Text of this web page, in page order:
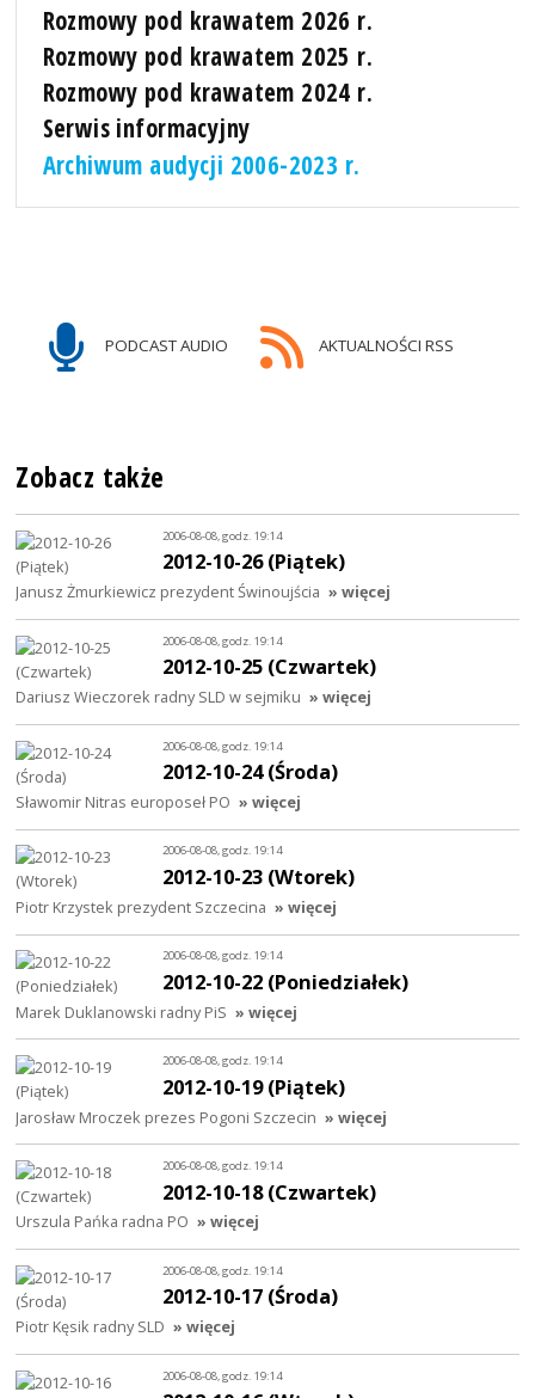
Rozmowy pod krawatem 2026 r.
Rozmowy pod krawatem 2025 r.
Rozmowy pod krawatem 2024 r.
Serwis informacyjny
Archiwum audycji 2006-2023 r.
PODCAST AUDIO AKTUALNOŚCI RSS
Zobacz także
2006-08-08, godz. 19:14
2012-10-26 (Piątek)
Janusz Żmurkiewicz prezydent Świnoujścia » więcej
2006-08-08, godz. 19:14
2012-10-25 (Czwartek)
Dariusz Wieczorek radny SLD w sejmiku » więcej
2006-08-08, godz. 19:14
2012-10-24 (Środa)
Sławomir Nitras europoseł PO » więcej
2006-08-08, godz. 19:14
2012-10-23 (Wtorek)
Piotr Krzystek prezydent Szczecina » więcej
2006-08-08, godz. 19:14
2012-10-22 (Poniedziałek)
Marek Duklanowski radny PiS » więcej
2006-08-08, godz. 19:14
2012-10-19 (Piątek)
Jarosław Mroczek prezes Pogoni Szczecin » więcej
2006-08-08, godz. 19:14
2012-10-18 (Czwartek)
Urszula Pańka radna PO » więcej
2006-08-08, godz. 19:14
2012-10-17 (Środa)
Piotr Kęsik radny SLD » więcej
2006-08-08, godz. 19:14